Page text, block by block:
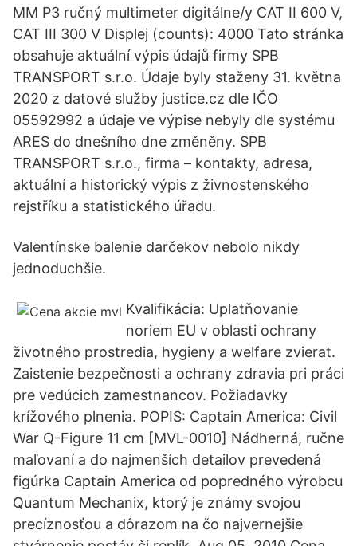
MM P3 ručný multimeter digitálne/y CAT II 600 V,
CAT III 300 V Displej (counts): 4000 Tato stránka
obsahuje aktuální výpis údajů firmy SPB
TRANSPORT s.r.o. Údaje byly staženy 31. května
2020 z datové služby justice.cz dle IČO
05592992 a údaje ve výpise nebyly dle systému
ARES do dnešního dne změněny. SPB
TRANSPORT s.r.o., firma – kontakty, adresa,
aktuální a historický výpis z živnostenského
rejstříku a statistického úřadu.
Valentínske balenie darčekov nebolo nikdy
jednoduchšie.
Kvalifikácia: Uplatňovanie
noriem EU v oblasti ochrany
životného prostredia, hygieny a welfare zvierat.
Zaistenie bezpečnosti a ochrany zdravia pri práci
pre vedúcich zamestnancov. Požiadavky
krížového plnenia. POPIS: Captain America: Civil
War Q-Figure 11 cm [MVL-0010] Nádherná, ručne
maľovaní a do najmenších detailov prevedená
figúrka Captain America od popredného výrobcu
Quantum Mechanix, ktorý je známy svojou
precíznosťou a dôrazom na čo najvernejšie